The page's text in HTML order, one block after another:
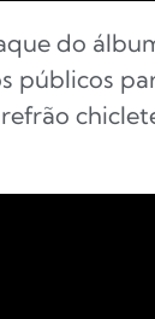
do
públicos